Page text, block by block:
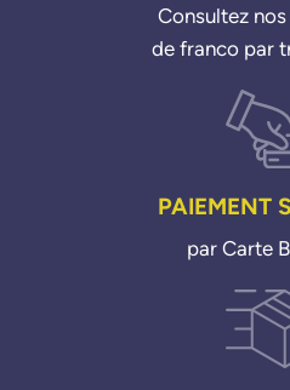
Consultez
de franco par
PAIEMENT
par Carte